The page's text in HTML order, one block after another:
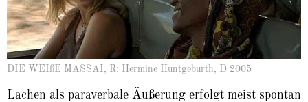
DIE WEIßE MASSAI, R: Hermine Huntgeburth, D 2005
La­chen als paraverbale Äußerung erfolgt meist spontan